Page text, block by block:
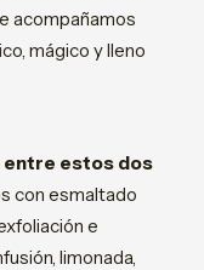
acompañamos
mágico y lleno
entre estos dos
con esmaltado
e
limonada,